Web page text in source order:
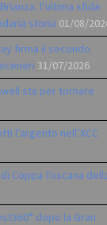
l’ultima sfida
storia 01/08/
firma il secondo
31/07/2026
sta per tornare
l’argento nell’XCC
Coppa Toscana
dopo la Gran